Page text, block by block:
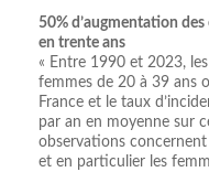
50% d’augmentation
en trente ans
« Entre 1990 et 2023,
femmes de 20 à 39 ans
France et le taux
par an en moyenne sur
observations
et en particulier les